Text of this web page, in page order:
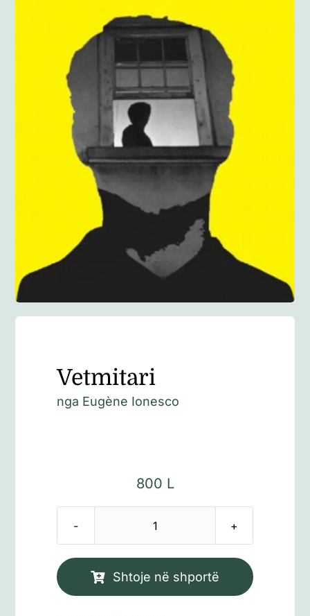
Anglisht
Ditarë
Evente
Blog
Vetmitari
nga Eugène Ionesco
800 L
Sasi
Shtoje në shportë